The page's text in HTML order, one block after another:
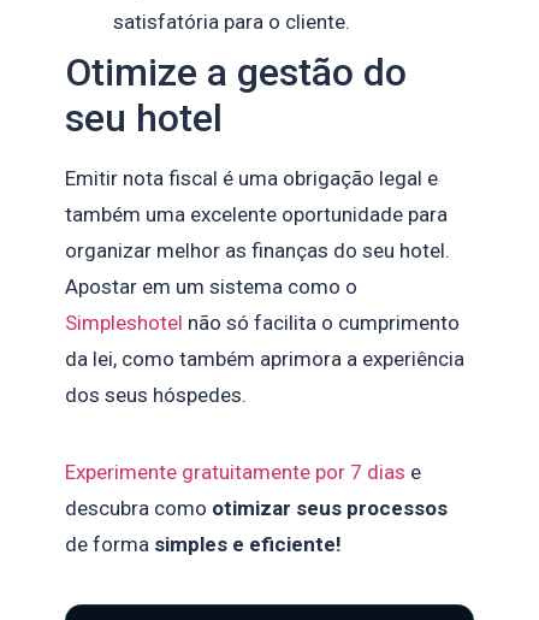
satisfatória para o cliente.
Otimize a gestão do
seu hotel
Emitir nota fiscal é uma obrigação legal e
também uma excelente oportunidade para
organizar melhor as finanças do seu hotel.
Apostar em um sistema como o
Simpleshotel não só facilita o cumprimento
da lei, como também aprimora a experiência
dos seus hóspedes.
Experimente gratuitamente por 7 dias e
descubra como otimizar seus processos
de forma simples e eficiente!